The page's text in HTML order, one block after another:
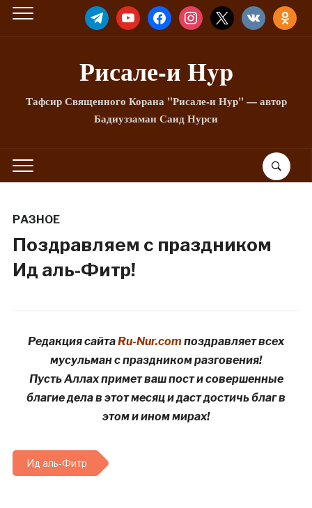
TELEGRAMYOUTUBEFACEBOOKINSTAGRAM
X VKONTAKTE
Рисале-и Hyp
Тафсир Священного Корана "Рисале-и Нур" — автор
Бадиуззаман Саид Нурси
РАЗНОЕ
Поздравляем с праздником
Ид аль-Фитр!
Редакция сайтаRu-Nur.comпоздравляет всех
мусульман с праздником разговения!
Пусть Аллах примет ваш пост и совершенные
благие дела в этот месяц и даст достичь благ в
этом и ином мирах!
Ид аль-Фитр